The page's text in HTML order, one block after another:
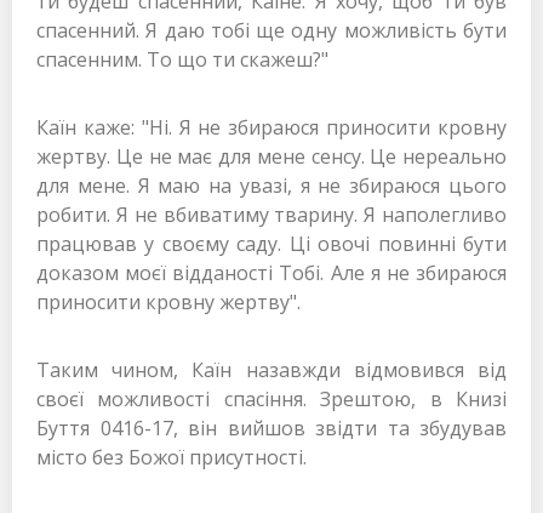
спасенний. Я даю тобі ще одну можливість бути
спасенним. То що ти скажеш?"
Каїн каже: "Ні. Я не збираюся приносити кровну
жертву. Це не має для мене сенсу. Це нереально
для мене. Я маю на увазі, я не збираюся цього
робити. Я не вбиватиму тварину. Я наполегливо
працював у своєму саду. Ці овочі повинні бути
доказом моєї відданості Тобі. Але я не збираюся
приносити кровну жертву".
Таким чином, Каїн назавжди відмовився від
своєї можливості спасіння. Зрештою, в Книзі
Буття 0416-17, він вийшов звідти та збудував
місто без Божої присутності.